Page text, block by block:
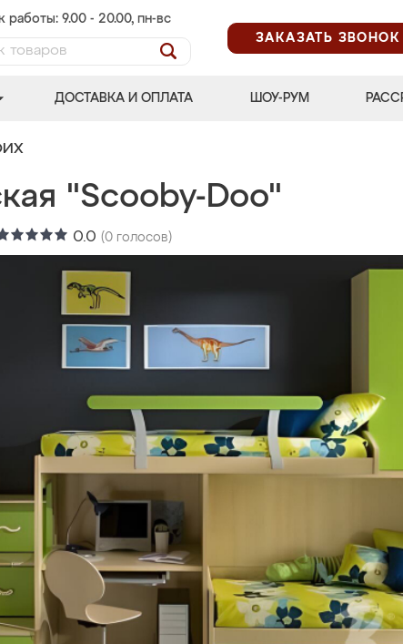
работы: 9.00 - 20.00, пн-вс
ЗАКАЗАТЬ ЗВОНОК
ДОСТАВКА И ОПЛАТА ШОУ-РУМ
"Scooby-Doo"
0.0 (0 голосов)